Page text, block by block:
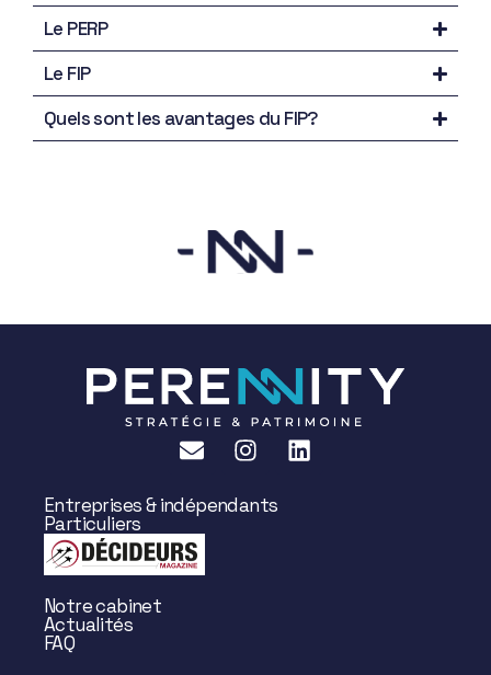
Le PERP
Le FIP
Quels sont les avantages du FIP?
Entreprises & indépendants
Particuliers
Notre cabinet
Actualités
FAQ